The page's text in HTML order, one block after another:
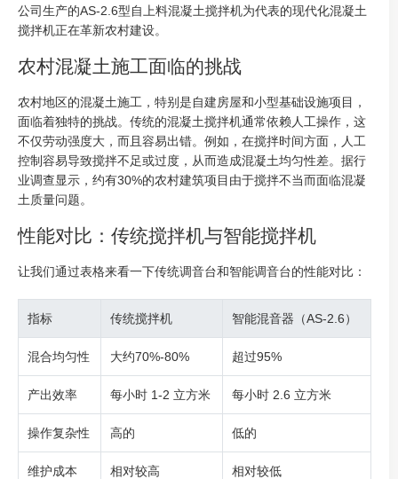
公司生产的AS-2.6型自上料混凝土搅拌机为代表的现代化混凝土
搅拌机正在革新农村建设。
农村混凝土施工面临的挑战
农村地区的混凝土施工，特别是自建房屋和小型基础设施项目，
面临着独特的挑战。传统的混凝土搅拌机通常依赖人工操作，这
不仅劳动强度大，而且容易出错。例如，在搅拌时间方面，人工
控制容易导致搅拌不足或过度，从而造成混凝土均匀性差。据行
业调查显示，约有30%的农村建筑项目由于搅拌不当而面临混凝
土质量问题。
性能对比：传统搅拌机与智能搅拌机
让我们通过表格来看一下传统调音台和智能调音台的性能对比：
指标 传统搅拌机 智能混音器（AS-2.6）
混合均匀性 大约70%-80% 超过95%
产出效率 每小时 1-2 立方米 每小时 2.6 立方米
操作复杂性 高的 低的
维护成本 相对较高 相对较低